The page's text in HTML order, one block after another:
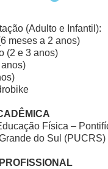
(Adulto e Infantil):
meses a 2 anos)
(2 e 3 anos)
Física –
do Sul (PUCRS)